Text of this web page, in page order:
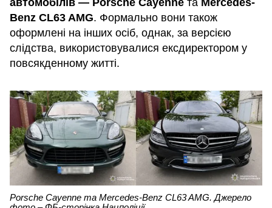
Benz CL63 AMG. Формально вони також
оформлені на інших осіб, однак, за версією
слідства, використовувалися ексдиректором у
повсякденному житті.
Porsche Cayenne та Mercedes-Benz CL63 AMG. Джерело